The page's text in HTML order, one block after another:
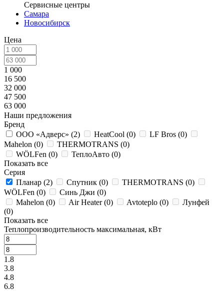
Сервисные центры
Самара
Новосибирск
Цена
1 000
16 500
32 000
47 500
63 000
Наши предложения
Бренд
ООО «Адверс» (2) HeatCool (0) LF Bros (0)
Mahelon (0) THERMOTRANS (0)
WÖLFen (0) ТеплоАвто (0)
Показать все
Серия
Планар (2) Спутник (0) THERMOTRANS (0)
WÖLFen (0) Синь Джи (0)
Mahelon (0) Air Heater (0) Avtoteplo (0)
Лунфей
(0)
Показать все
Теплопроизводительность максимальная, кВт
1.8
3.8
4.8
6.8